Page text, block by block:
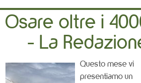
Osare oltre i
- La
Questo mese vi
presentiamo un